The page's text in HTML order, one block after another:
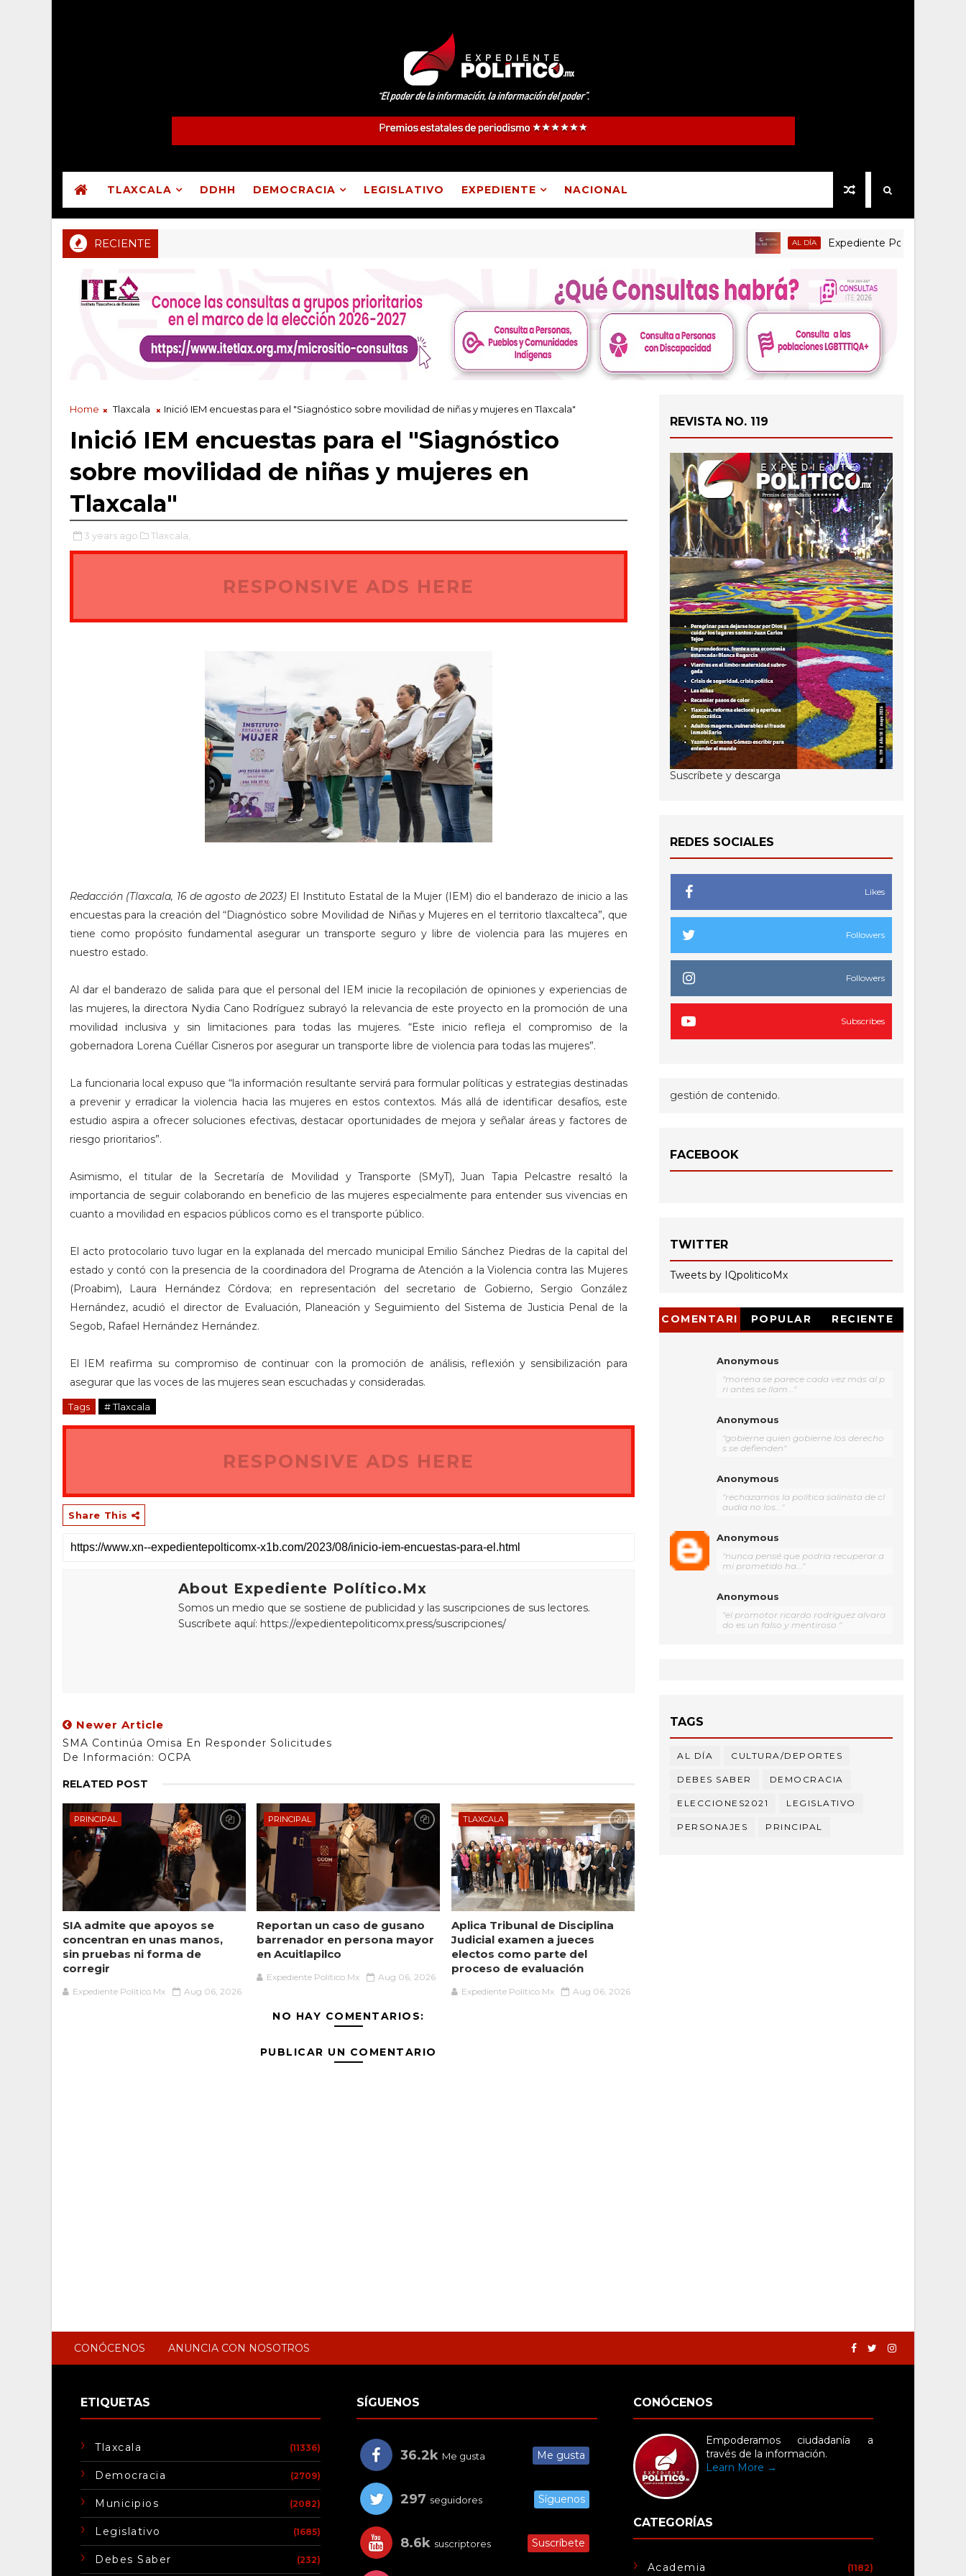
TLAXCALA DDHH DEMOCRACIA LEGISLATIVO EXPEDIENTE NACIONAL
RECIENTE AL DÍA Expediente Político.Mx no 1126
Home Tlaxcala Inició IEM encuestas para el "Siagnóstico sobre movilidad de niñas y mujeres en Tlaxcala"
Inició IEM encuestas para el "Siagnóstico
sobre movilidad de niñas y mujeres en
Tlaxcala"
3 years ago Tlaxcala,
RESPONSIVE ADS HERE
Redacción (Tlaxcala, 16 de agosto de 2023) El Instituto Estatal de la Mujer (IEM) dio el banderazo de inicio a las
encuestas para la creación del “Diagnóstico sobre Movilidad de Niñas y Mujeres en el territorio tlaxcalteca”, que
tiene como propósito fundamental asegurar un transporte seguro y libre de violencia para las mujeres en
nuestro estado.
Al dar el banderazo de salida para que el personal del IEM inicie la recopilación de opiniones y experiencias de
las mujeres, la directora Nydia Cano Rodríguez subrayó la relevancia de este proyecto en la promoción de una
movilidad inclusiva y sin limitaciones para todas las mujeres. “Este inicio refleja el compromiso de la
gobernadora Lorena Cuéllar Cisneros por asegurar un transporte libre de violencia para todas las mujeres”.
La funcionaria local expuso que “la información resultante servirá para formular políticas y estrategias destinadas
a prevenir y erradicar la violencia hacia las mujeres en estos contextos. Más allá de identificar desafíos, este
estudio aspira a ofrecer soluciones efectivas, destacar oportunidades de mejora y señalar áreas y factores de
riesgo prioritarios”.
Asimismo, el titular de la Secretaría de Movilidad y Transporte (SMyT), Juan Tapia Pelcastre resaltó la
importancia de seguir colaborando en beneficio de las mujeres especialmente para entender sus vivencias en
cuanto a movilidad en espacios públicos como es el transporte público.
El acto protocolario tuvo lugar en la explanada del mercado municipal Emilio Sánchez Piedras de la capital del
estado y contó con la presencia de la coordinadora del Programa de Atención a la Violencia contra las Mujeres
(Proabim), Laura Hernández Córdova; en representación del secretario de Gobierno, Sergio González
Hernández, acudió el director de Evaluación, Planeación y Seguimiento del Sistema de Justicia Penal de la
Segob, Rafael Hernández Hernández.
El IEM reafirma su compromiso de continuar con la promoción de análisis, reflexión y sensibilización para
asegurar que las voces de las mujeres sean escuchadas y consideradas.
Tags # Tlaxcala
RESPONSIVE ADS HERE
Share This
About Expediente Político.Mx
Somos un medio que se sostiene de publicidad y las suscripciones de sus lectores.
Suscríbete aquí: https://expedientepoliticomx.press/suscripciones/
Newer Article
SMA Continúa Omisa En Responder Solicitudes
De Información: OCPA
RELATED POST
PRINCIPAL
SIA admite que apoyos se
concentran en unas manos,
sin pruebas ni forma de
corregir
Expediente Político.Mx Aug 06, 2026
PRINCIPAL
Reportan un caso de gusano
barrenador en persona mayor
en Acuitlapilco
Expediente Político.Mx Aug 06, 2026
TLAXCALA
Aplica Tribunal de Disciplina
Judicial examen a jueces
electos como parte del
proceso de evaluación
Expediente Político.Mx Aug 06, 2026
NO HAY COMENTARIOS:
PUBLICAR UN COMENTARIO
REVISTA NO. 119
Suscríbete y descarga
REDES SOCIALES
Likes
Followers
Followers
Subscribes
gestión de contenido.
FACEBOOK
TWITTER
Tweets by IQpoliticoMx
COMENTARI
POPULAR RECIENTE
Anonymous
"morena se parece cada vez más al p
ri antes se llam..."
Anonymous
"gobierne quien gobierne los derecho
s se defienden"
Anonymous
"rechazamos la política salinista de cl
audia no los..."
Anonymous
"nunca pensé que podría recuperar a
mi prometido ha..."
Anonymous
"el promotor ricardo rodríguez alvara
do es un falso y mentiroso "
TAGS
AL DÍA CULTURA/DEPORTES
DEBES SABER DEMOCRACIA
ELECCIONES2021 LEGISLATIVO
PERSONAJES PRINCIPAL
CONÓCENOS ANUNCIA CON NOSOTROS
ETIQUETAS
Tlaxcala (11336)
Democracia (2709)
Municipios (2082)
Legislativo (1685)
Debes Saber (232)
SÍGUENOS
36.2k Me gusta Me gusta
297 seguidores Síguenos
8.6k suscriptores Suscríbete
CONÓCENOS
Empoderamos ciudadanía a
través de la información.
Learn More →
CATEGORÍAS
Academia (1182)